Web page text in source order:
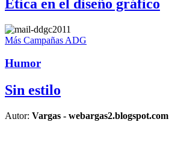
Ética en el diseño gráfico
Más Campañas ADG
Humor
Sin estilo
Autor: Vargas - webargas2.blogspot.com